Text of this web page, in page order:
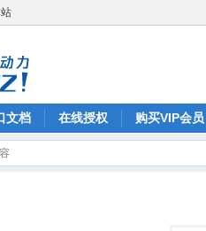
文档 在线授权 购买VIP会员